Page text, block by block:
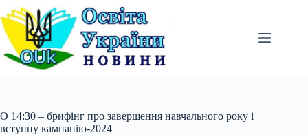
Перейти
до
вмісту
О 14:30 – брифінг про завершення навчального року і
вступну кампанію-2024